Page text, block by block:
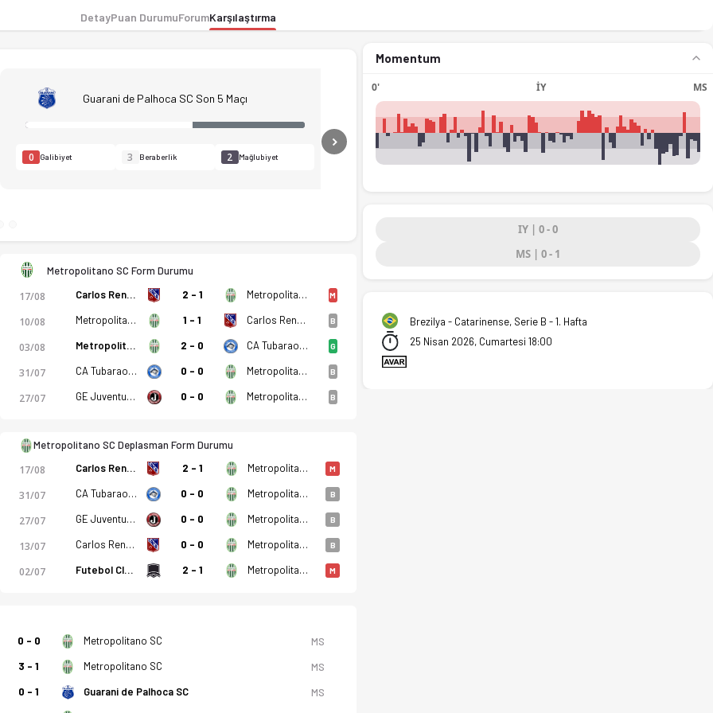
kadro, istatistikler, puan durumu ve iddaa oranları Ofsayt'ta. (25.04.2026)
DetayPuan DurumuForumKarşılaştırma
Guarani de Palhoca SC Son 5 Maçı
0 Galibiyet 3 Beraberlik 2 Mağlubiyet Next
Metropolitano SC Form Durumu
17/08 Carlos Renaux SC 2 - 1 Metropolitano SC M
10/08 Metropolitano SC 1 - 1 Carlos Renaux SC B
03/08 Metropolitano SC 2 - 0 CA Tubarao SC G
31/07 CA Tubarao SC 0 - 0 Metropolitano SC B
27/07 GE Juventus Jaragua Do Sul SC 0 - 0 Metropolitano SC B
Metropolitano SC Deplasman Form Durumu
17/08 Carlos Renaux SC 2 - 1 Metropolitano SC M
31/07 CA Tubarao SC 0 - 0 Metropolitano SC B
27/07 GE Juventus Jaragua Do Sul SC 0 - 0 Metropolitano SC B
13/07 Carlos Renaux SC 0 - 0 Metropolitano SC B
02/07 Futebol Clube Do Porto SC 2 - 1 Metropolitano SC M
0 - 0 Metropolitano SC MS
3 - 1 Metropolitano SC MS
0 - 1 Guarani de Palhoca SC MS
Momentum
0' İY MS
IY | 0 - 0
MS | 0 - 1
Brezilya - Catarinense, Serie B - 1. Hafta
25 Nisan 2026, Cumartesi 18:00